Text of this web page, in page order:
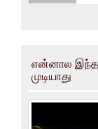
என்னால இந்த
முடியாது